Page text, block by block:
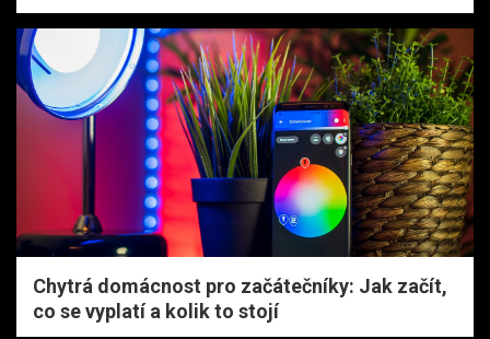
Chytrá domácnost pro začátečníky: Jak začít,
co se vyplatí a kolik to stojí